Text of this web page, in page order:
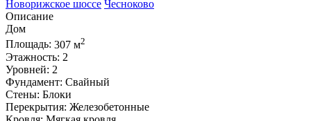
Новорижское шоссе Чесноково
Описание
Дом
Площадь: 307 м2
Этажность: 2
Уровней: 2
Фундамент: Свайный
Стены: Блоки
Перекрытия: Железобетонные